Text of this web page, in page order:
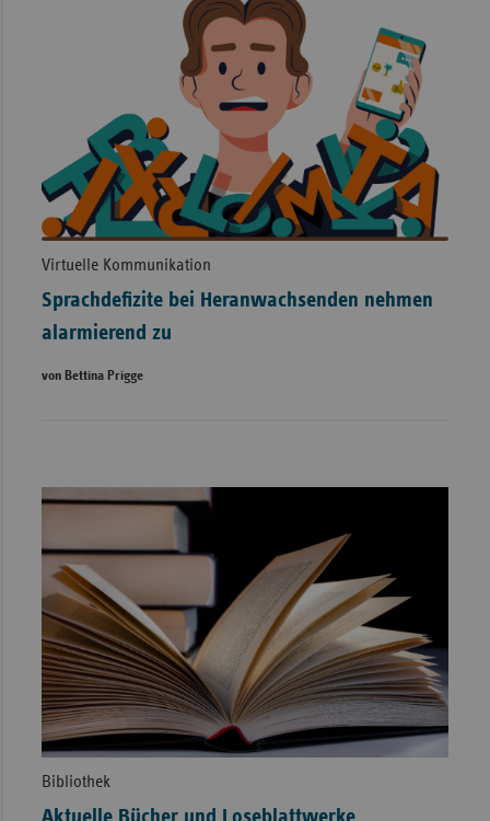
Virtuelle Kommunikation
Sprachdefizite bei Heranwachsenden nehmen
alarmierend zu
von Bettina Prigge
Bibliothek